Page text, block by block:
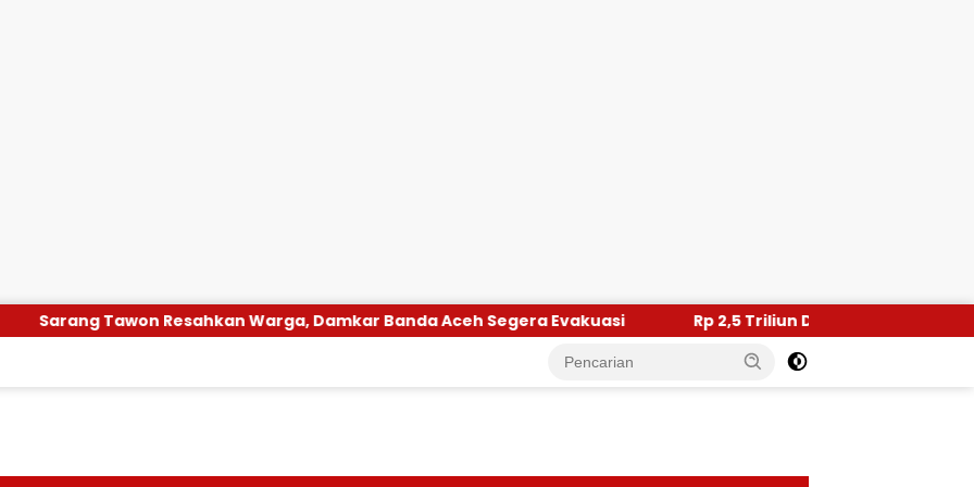
Resahkan Warga, Damkar Banda Aceh Segera Evakuasi Rp 2,5 Triliun Dana Kementan untuk Bencana,